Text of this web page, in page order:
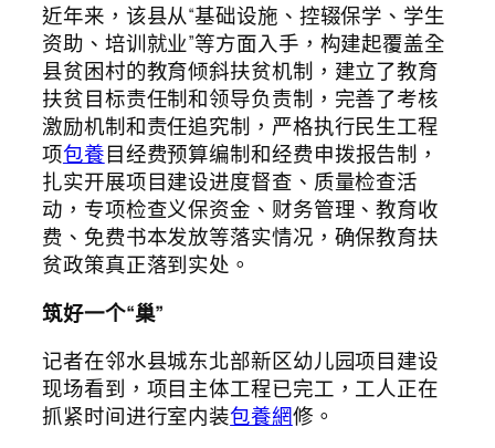
近年来，该县从“基础设施、控辍保学、学生
资助、培训就业”等方面入手，构建起覆盖全
县贫困村的教育倾斜扶贫机制，建立了教育
扶贫目标责任制和领导负责制，完善了考核
激励机制和责任追究制，严格执行民生工程
项包養目经费预算编制和经费申拨报告制，
扎实开展项目建设进度督查、质量检查活
动，专项检查义保资金、财务管理、教育收
费、免费书本发放等落实情况，确保教育扶
贫政策真正落到实处。
筑好一个“巢”
记者在邻水县城东北部新区幼儿园项目建设
现场看到，项目主体工程已完工，工人正在
抓紧时间进行室内装包養網修。